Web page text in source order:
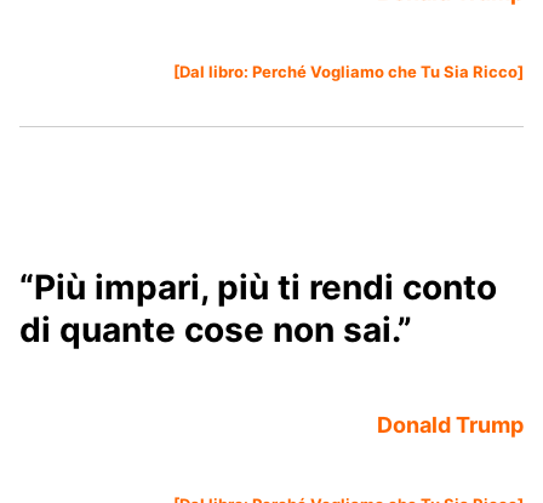
[Dal libro: Perché Vogliamo che Tu Sia Ricco]
“Più impari, più ti rendi conto
di quante cose non sai.”
Donald Trump